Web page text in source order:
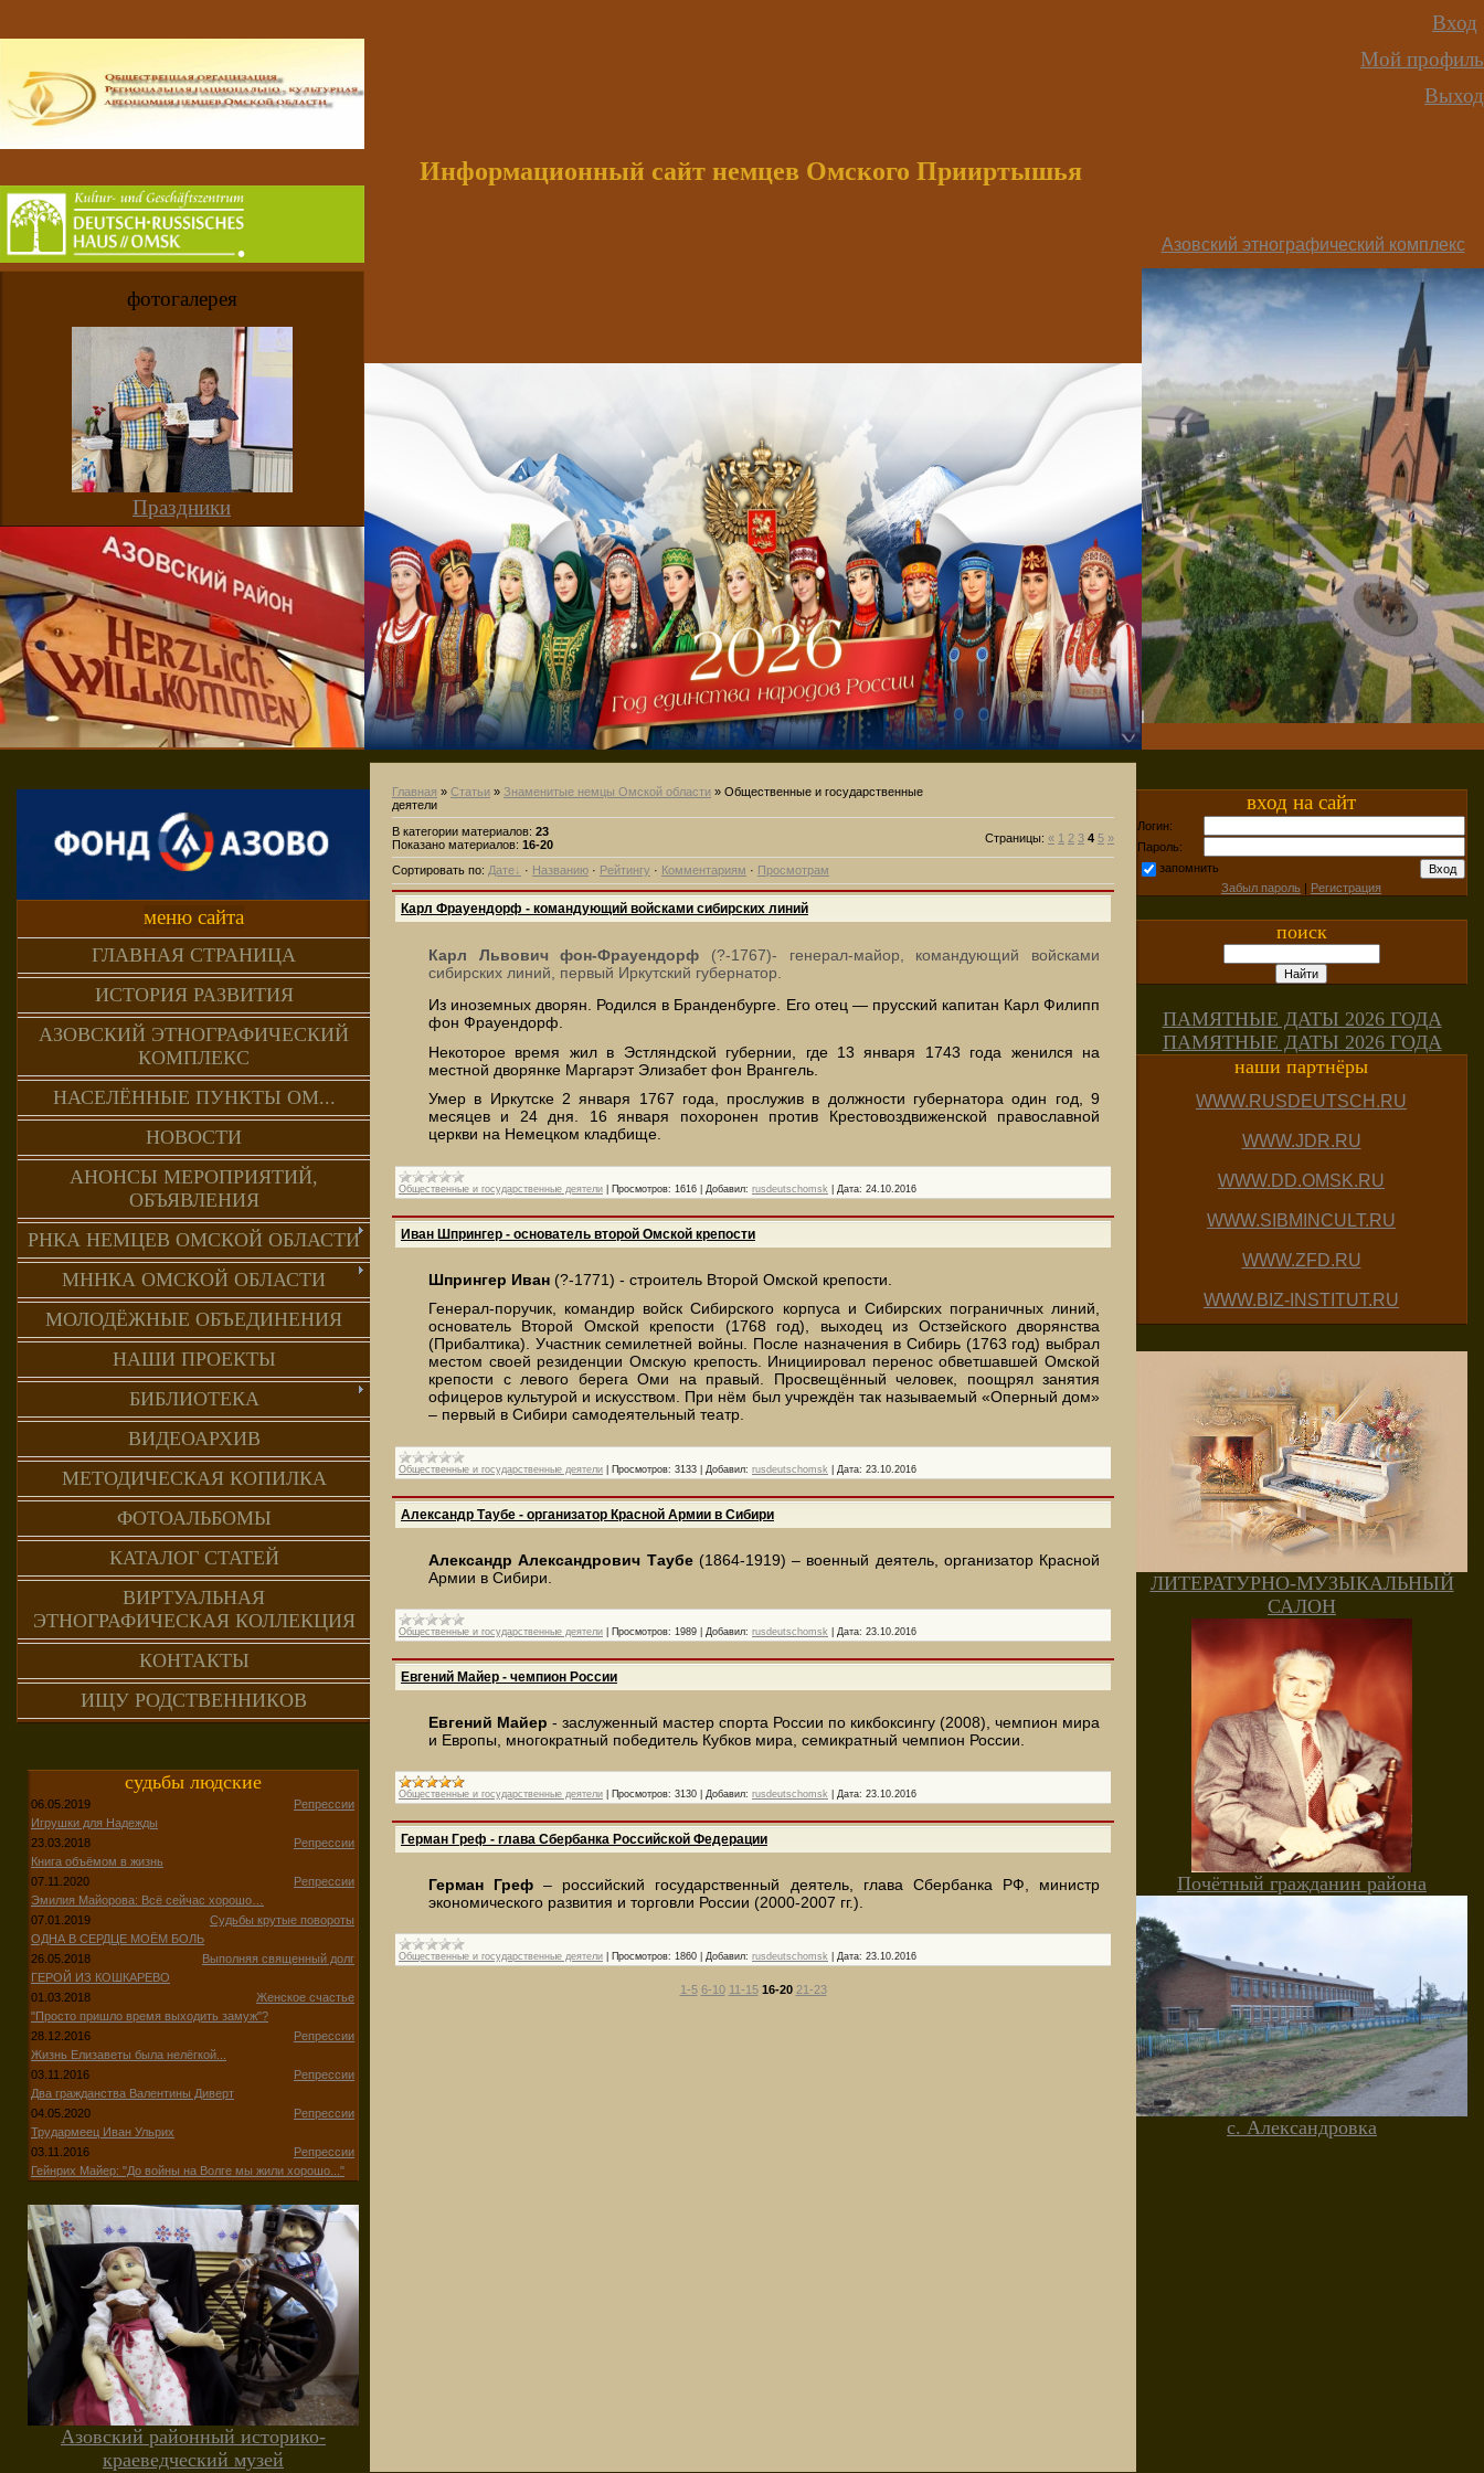
Вход
Мой профиль
Выход
фотогалерея
Праздники
Информационный сайт немцев Омского Прииртышья
Азовский этнографический комплекс
меню сайта
ГЛАВНАЯ СТРАНИЦА
ИСТОРИЯ РАЗВИТИЯ
АЗОВСКИЙ ЭТНОГРАФИЧЕСКИЙ
КОМПЛЕКС
НАСЕЛЁННЫЕ ПУНКТЫ ОМ...
НОВОСТИ
АНОНСЫ МЕРОПРИЯТИЙ,
ОБЪЯВЛЕНИЯ
РНКА НЕМЦЕВ ОМСКОЙ ОБЛАСТИ
МННКА ОМСКОЙ ОБЛАСТИ
МОЛОДЁЖНЫЕ ОБЪЕДИНЕНИЯ
НАШИ ПРОЕКТЫ
БИБЛИОТЕКА
ВИДЕОАРХИВ
МЕТОДИЧЕСКАЯ КОПИЛКА
ФОТОАЛЬБОМЫ
КАТАЛОГ СТАТЕЙ
ВИРТУАЛЬНАЯ
ЭТНОГРАФИЧЕСКАЯ КОЛЛЕКЦИЯ
КОНТАКТЫ
ИЩУ РОДСТВЕННИКОВ
судьбы людские
06.05.2019
Репрессии
Игрушки для Надежды
23.03.2018
Репрессии
Книга объёмом в жизнь
07.11.2020
Репрессии
Эмилия Майорова: Всё сейчас хорошо…
07.01.2019
Судьбы крутые повороты
ОДНА В СЕРДЦЕ МОЁМ БОЛЬ
26.05.2018
Выполняя священный долг
ГЕРОЙ ИЗ КОШКАРЕВО
01.03.2018
Женское счастье
"Просто пришло время выходить замуж"?
28.12.2016
Репрессии
Жизнь Елизаветы была нелёгкой...
03.11.2016
Репрессии
Два гражданства Валентины Диверт
04.05.2020
Репрессии
Трудармеец Иван Ульрих
03.11.2016
Репрессии
Гейнрих Майер: "До войны на Волге мы жили хорошо..."
Азовский районный историко-
краеведческий музей
Главная » Статьи » Знаменитые немцы Омской области » Общественные и государственные
деятели
В категории материалов: 23
Показано материалов: 16-20 Страницы: « 1 2 3 4 5 »
Сортировать по: Дате · Названию · Рейтингу · Комментариям · Просмотрам
Карл Фрауендорф - командующий войсками сибирских линий
Карл Львович фон-Фрауендорф (?-1767)- генерал-майор, командующий войсками
сибирских линий, первый Иркутский губернатор.
Из иноземных дворян. Родился в Бранденбурге. Его отец — прусский капитан Карл Филипп
фон Фрауендорф.
Некоторое время жил в Эстляндской губернии, где 13 января 1743 года женился на
местной дворянке Маргарэт Элизабет фон Врангель.
Умер в Иркутске 2 января 1767 года, прослужив в должности губернатора один год, 9
месяцев и 24 дня. 16 января похоронен против Крестовоздвиженской православной
церкви на Немецком кладбище.
Общественные и государственные деятели Просмотров: 1616 Добавил: rusdeutschomsk Дата: 24.10.2016
Иван Шпрингер - основатель второй Омской крепости
Шпрингер Иван (?-1771) - строитель Второй Омской крепости.
Генерал-поручик, командир войск Сибирского корпуса и Сибирских пограничных линий,
основатель Второй Омской крепости (1768 год), выходец из Остзейского дворянства
(Прибалтика). Участник семилетней войны. После назначения в Сибирь (1763 год) выбрал
местом своей резиденции Омскую крепость. Инициировал перенос обветшавшей Омской
крепости с левого берега Оми на правый. Просвещённый человек, поощрял занятия
офицеров культурой и искусством. При нём был учреждён так называемый «Оперный дом»
– первый в Сибири самодеятельный театр.
Общественные и государственные деятели Просмотров: 3133 Добавил: rusdeutschomsk Дата: 23.10.2016
Александр Таубе - организатор Красной Армии в Сибири
Александр Александрович Таубе (1864-1919) – военный деятель, организатор Красной
Армии в Сибири.
Общественные и государственные деятели Просмотров: 1989 Добавил: rusdeutschomsk Дата: 23.10.2016
Евгений Майер - чемпион России
Евгений Майер - заслуженный мастер спорта России по кикбоксингу (2008), чемпион мира
и Европы, многократный победитель Кубков мира, семикратный чемпион России.
Общественные и государственные деятели Просмотров: 3130 Добавил: rusdeutschomsk Дата: 23.10.2016
Герман Греф - глава Сбербанка Российской Федерации
Герман Греф – российский государственный деятель, глава Сбербанка РФ, министр
экономического развития и торговли России (2000-2007 гг.).
Общественные и государственные деятели Просмотров: 1860 Добавил: rusdeutschomsk Дата: 23.10.2016
1-5 6-10 11-15 16-20 21-23
вход на сайт
Логин:
Пароль:
запомнить
Забыл пароль | Регистрация
поиск
ПАМЯТНЫЕ ДАТЫ 2026 ГОДА
ПАМЯТНЫЕ ДАТЫ 2026 ГОДА
наши партнёры
WWW.RUSDEUTSCH.RU
WWW.JDR.RU
WWW.DD.OMSK.RU
WWW.SIBMINCULT.RU
WWW.ZFD.RU
WWW.BIZ-INSTITUT.RU
ЛИТЕРАТУРНО-МУЗЫКАЛЬНЫЙ
САЛОН
Почётный гражданин района
с. Александровка